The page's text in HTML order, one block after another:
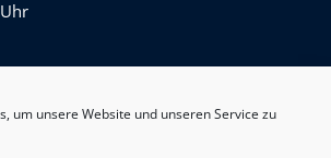
um unsere Website und unseren Service zu